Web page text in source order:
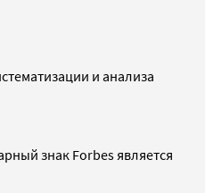
и анализа
знак Forbes является